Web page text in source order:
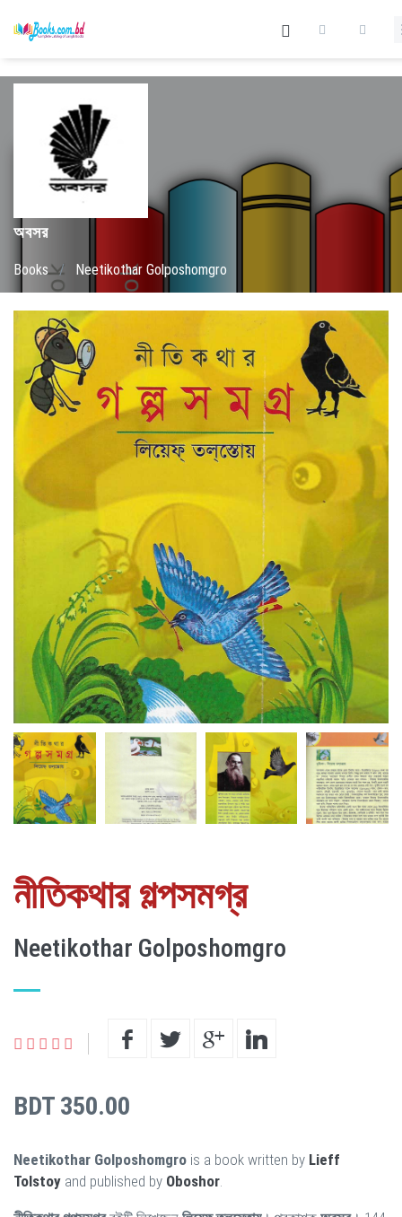
অবসর
Books / Neetikothar Golposhomgro
নীতিকথার গল্পসমগ্র
Neetikothar Golposhomgro
BDT 350.00
Neetikothar Golposhomgro is a book written by Lieff
Tolstoy and published by Oboshor